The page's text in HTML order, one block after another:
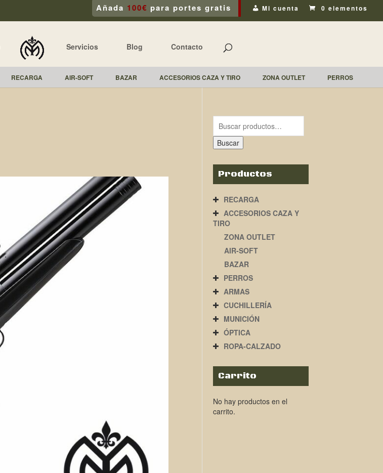
Añada 100€ para portes gratis Mi cuenta 0 elementos
Servicios Blog Contacto
RECARGA AIR-SOFT BAZAR ACCESORIOS CAZA Y TIRO ZONA OUTLET PERROS
Buscar
Productos
RECARGA
ACCESORIOS CAZA Y
TIRO
ZONA OUTLET
AIR-SOFT
BAZAR
PERROS
ARMAS
CUCHILLERÍA
MUNICIÓN
ÓPTICA
ROPA-CALZADO
Carrito
No hay productos en el
carrito.